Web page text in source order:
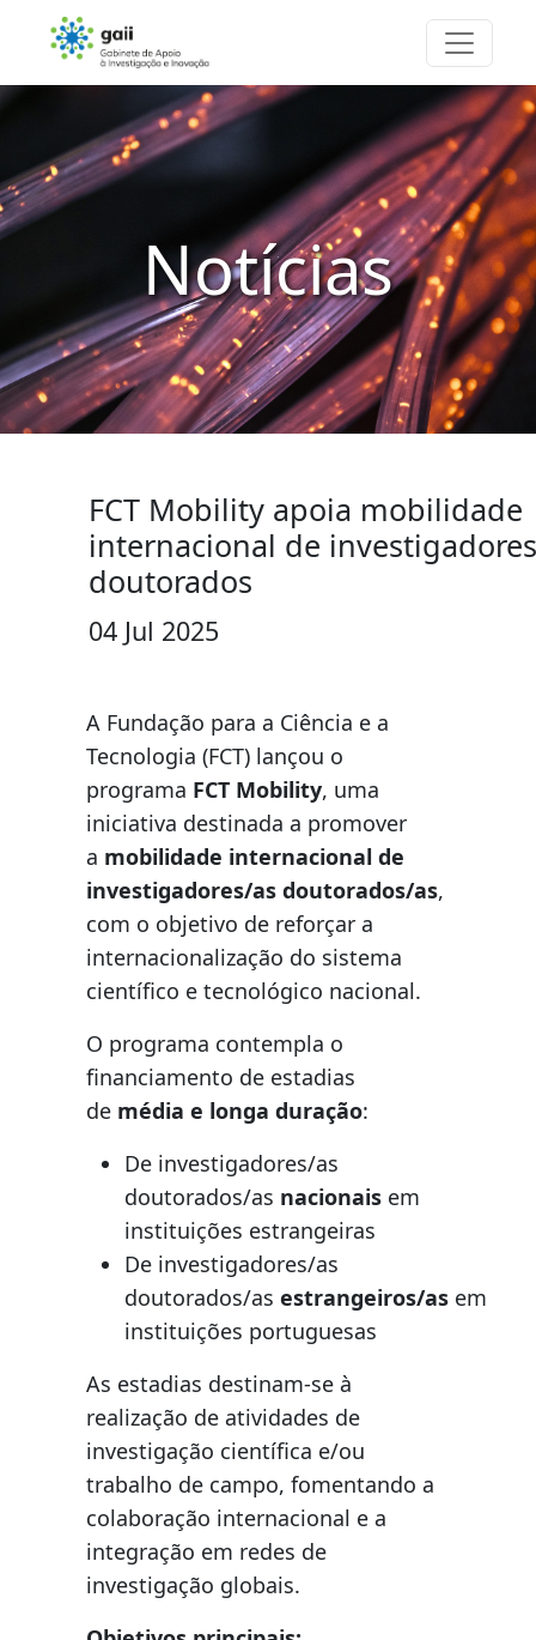
Notícias
FCT Mobility apoia mobilidade
internacional de investigadores
doutorados
04 Jul 2025
A Fundação para a Ciência e a
Tecnologia (FCT) lançou o
programa FCT Mobility, uma
iniciativa destinada a promover
a mobilidade internacional de
investigadores/as doutorados/as,
com o objetivo de reforçar a
internacionalização do sistema
científico e tecnológico nacional.
O programa contempla o
financiamento de estadias
de média e longa duração:
De investigadores/as
doutorados/as nacionais em
instituições estrangeiras
De investigadores/as
doutorados/as estrangeiros/as em
instituições portuguesas
As estadias destinam-se à
realização de atividades de
investigação científica e/ou
trabalho de campo, fomentando a
colaboração internacional e a
integração em redes de
investigação globais.